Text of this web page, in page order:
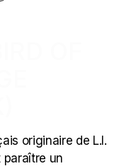
originaire de L.I.
paraître un